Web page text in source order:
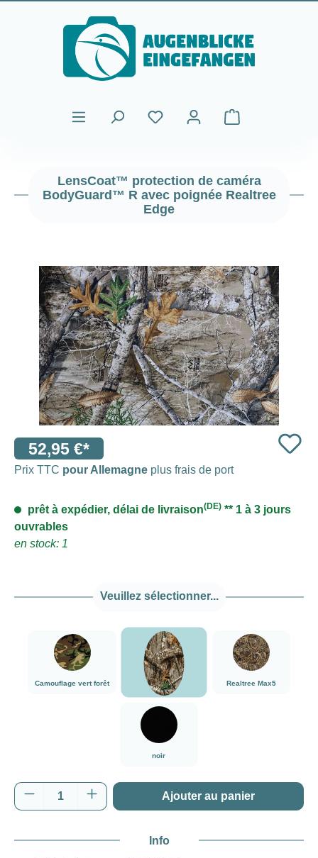
Passer au contenu principal
Le panier
LensCoat™ protection de caméra
BodyGuard™ R avec poignée Realtree
Edge
52,95 €*
Prix TTC pour Allemagne plus frais de port
prêt à expédier, délai de livraison(DE) ** 1 à 3 jours
ouvrables
en stock: 1
Veuillez sélectionner...
Camouflage vert forêt
###Camouflage vert forêt###LensCoat
Realtree Edge
###Realtree Edge###LensCoat
Realtree Max5
###Realtree
noir
Quantité de produit : Entrez la quantité
Ajouter au panier
Info